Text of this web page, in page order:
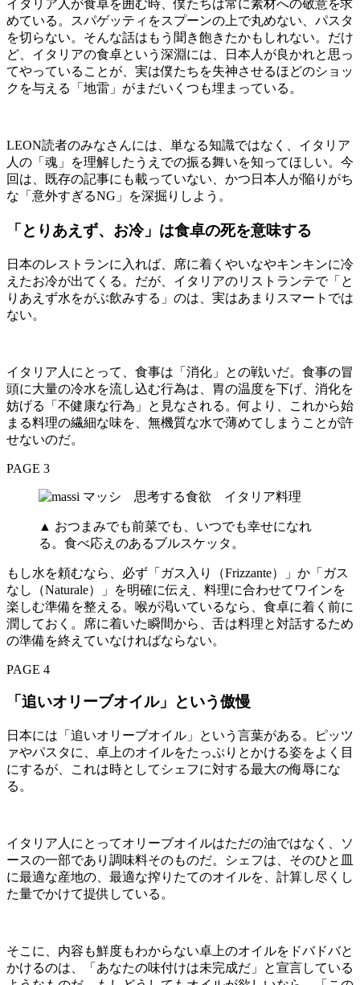
イタリア人が食卓を囲む時、僕たちは常に素材への敬意を求
めている。スパゲッティをスプーンの上で丸めない、パスタ
を切らない。そんな話はもう聞き飽きたかもしれない。だけ
ど、イタリアの食卓という深淵には、日本人が良かれと思っ
てやっていることが、実は僕たちを失神させるほどのショッ
クを与える「地雷」がまだいくつも埋まっている。
LEON読者のみなさんには、単なる知識ではなく、イタリア
人の「魂」を理解したうえでの振る舞いを知ってほしい。今
回は、既存の記事にも載っていない、かつ日本人が陥りがち
な「意外すぎるNG」を深掘りしよう。
「とりあえず、お冷」は食卓の死を意味する
日本のレストランに入れば、席に着くやいなやキンキンに冷
えたお冷が出てくる。だが、イタリアのリストランテで「と
りあえず水をがぶ飲みする」のは、実はあまりスマートでは
ない。
イタリア人にとって、食事は「消化」との戦いだ。食事の冒
頭に大量の冷水を流し込む行為は、胃の温度を下げ、消化を
妨げる「不健康な行為」と見なされる。何より、これから始
まる料理の繊細な味を、無機質な水で薄めてしまうことが許
せないのだ。
PAGE 3
▲ おつまみでも前菜でも、いつでも幸せになれ
る。食べ応えのあるブルスケッタ。
もし水を頼むなら、必ず「ガス入り（Frizzante）」か「ガス
なし（Naturale）」を明確に伝え、料理に合わせてワインを
楽しむ準備を整える。喉が渇いているなら、食卓に着く前に
潤しておく。席に着いた瞬間から、舌は料理と対話するため
の準備を終えていなければならない。
PAGE 4
「追いオリーブオイル」という傲慢
日本には「追いオリーブオイル」という言葉がある。ピッツ
ァやパスタに、卓上のオイルをたっぷりとかける姿をよく目
にするが、これは時としてシェフに対する最大の侮辱にな
る。
イタリア人にとってオリーブオイルはただの油ではなく、ソ
ースの一部であり調味料そのものだ。シェフは、そのひと皿
に最適な産地の、最適な搾りたてのオイルを、計算し尽くし
た量でかけて提供している。
そこに、内容も鮮度もわからない卓上のオイルをドバドバと
かけるのは、「あなたの味付けは未完成だ」と宣言している